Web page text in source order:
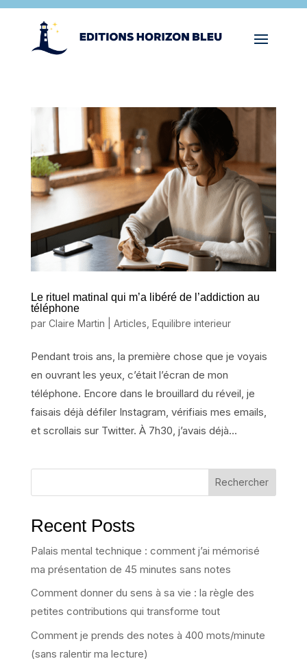
Le rituel matinal qui m’a libéré de l’addiction au
téléphone
par Claire Martin Articles Equilibre interieur
Pendant trois ans, la première chose que je voyais
en ouvrant les yeux, c’était l’écran de mon
téléphone. Encore dans le brouillard du réveil, je
faisais déjà défiler Instagram, vérifiais mes emails,
et scrollais sur Twitter. À 7h30, j’avais déjà...
Rechercher
Recent Posts
Palais mental technique : comment j’ai mémorisé
ma présentation de 45 minutes sans notes
Comment donner du sens à sa vie : la règle des
petites contributions qui transforme tout
Comment je prends des notes à 400 mots/minute
(sans ralentir ma lecture)